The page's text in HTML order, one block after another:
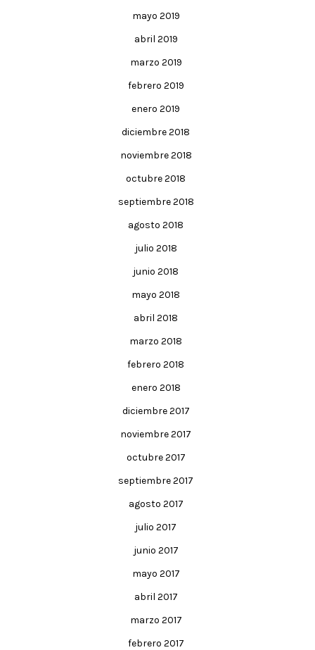
mayo 2019
abril 2019
marzo 2019
febrero 2019
enero 2019
diciembre 2018
noviembre 2018
octubre 2018
septiembre 2018
agosto 2018
julio 2018
junio 2018
mayo 2018
abril 2018
marzo 2018
febrero 2018
enero 2018
diciembre 2017
noviembre 2017
octubre 2017
septiembre 2017
agosto 2017
julio 2017
junio 2017
mayo 2017
abril 2017
marzo 2017
febrero 2017